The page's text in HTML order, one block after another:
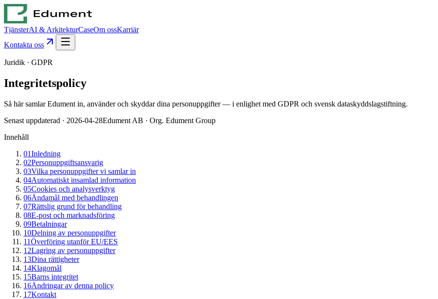
TjänsterAI & ArkitekturCaseOm ossKarriär
Kontakta oss
Juridik · GDPR
Integritetspolicy
Så här samlar Edument in, använder och skyddar dina personuppgifter — i enlighet med GDPR och svensk dataskyddslagstiftning.
Senast uppdaterad · 2026-04-28Edument AB · Org. Edument Group
Innehåll
01Inledning
02Personuppgiftsansvarig
03Vilka personuppgifter vi samlar in
04Automatiskt insamlad information
05Cookies och analysverktyg
06Ändamål med behandlingen
07Rättslig grund för behandling
08E-post och marknadsföring
09Betalningar
10Delning av personuppgifter
11Överföring utanför EU/EES
12Lagring av personuppgifter
13Dina rättigheter
14Klagomål
15Barns integritet
16Ändringar av denna policy
17Kontakt